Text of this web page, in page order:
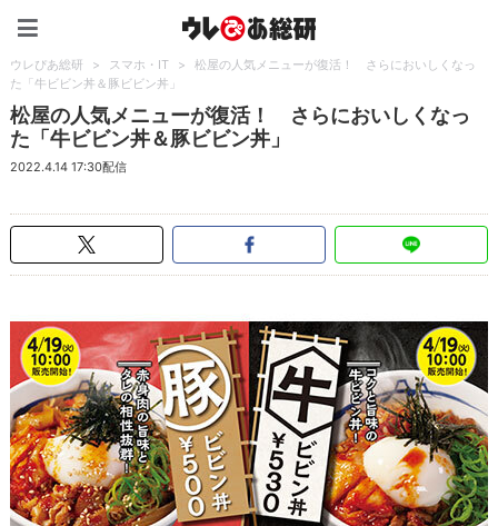
ウレぴあ総研 > スマホ・IT >
松屋の人気メニューが復活！ さらにおいしくなっ
た「牛ビビン丼＆豚ビビン丼」
松屋の人気メニューが復活！ さらにおいしくなっ
た「牛ビビン丼＆豚ビビン丼」
2022.4.14 17:30配信